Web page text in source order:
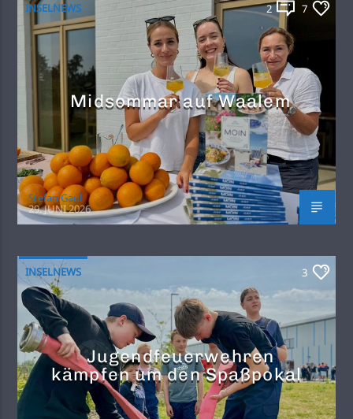
INSELNEWS 2 7
Midsommar auf Waalem
Stefan Gaul
29. JUNI 2026
INSELNEWS 3
Jugendfeuerwehren
kämpfen um den Spaßpokal